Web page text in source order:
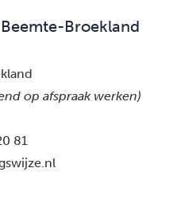
Broekland
op afspraak werken)
81